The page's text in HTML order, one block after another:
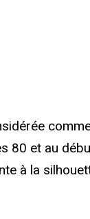
80 et au
à la